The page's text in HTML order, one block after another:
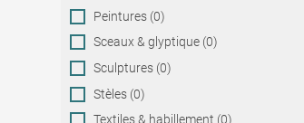
Peintures (0)
Sceaux & glyptique (0)
Sculptures (0)
Stèles (0)
Textiles & habillement (0)